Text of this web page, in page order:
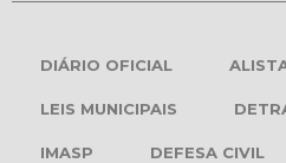
DIÁRIO OFICIAL
LEIS MUNICIPAIS
IMASP DEFESA CIVIL